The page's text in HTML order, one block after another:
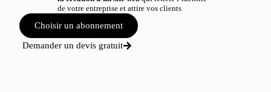
de votre entreprise et attire vos clients
Choisir un abonnement
Demander un devis gratuit